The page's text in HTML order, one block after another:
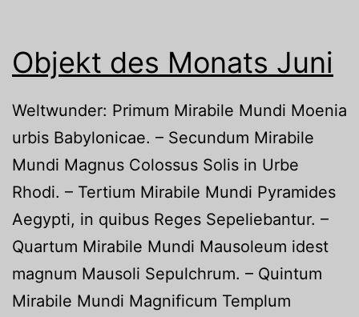
Objekt des Monats Juni
Weltwunder: Primum Mirabile Mundi Moenia
urbis Babylonicae. – Secundum Mirabile
Mundi Magnus Colossus Solis in Urbe
Rhodi. – Tertium Mirabile Mundi Pyramides
Aegypti, in quibus Reges Sepeliebantur. –
Quartum Mirabile Mundi Mausoleum idest
magnum Mausoli Sepulchrum. – Quintum
Mirabile Mundi Magnificum Templum